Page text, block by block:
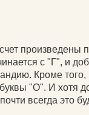
произведены
с "Г", и
Кроме
буквы "О". И хотя
всегда это